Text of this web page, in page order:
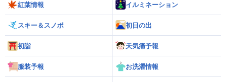
紅葉情報 イルミネーション
スキー＆スノボ 初日の出
初詣 天気痛予報
服装予報 お洗濯情報